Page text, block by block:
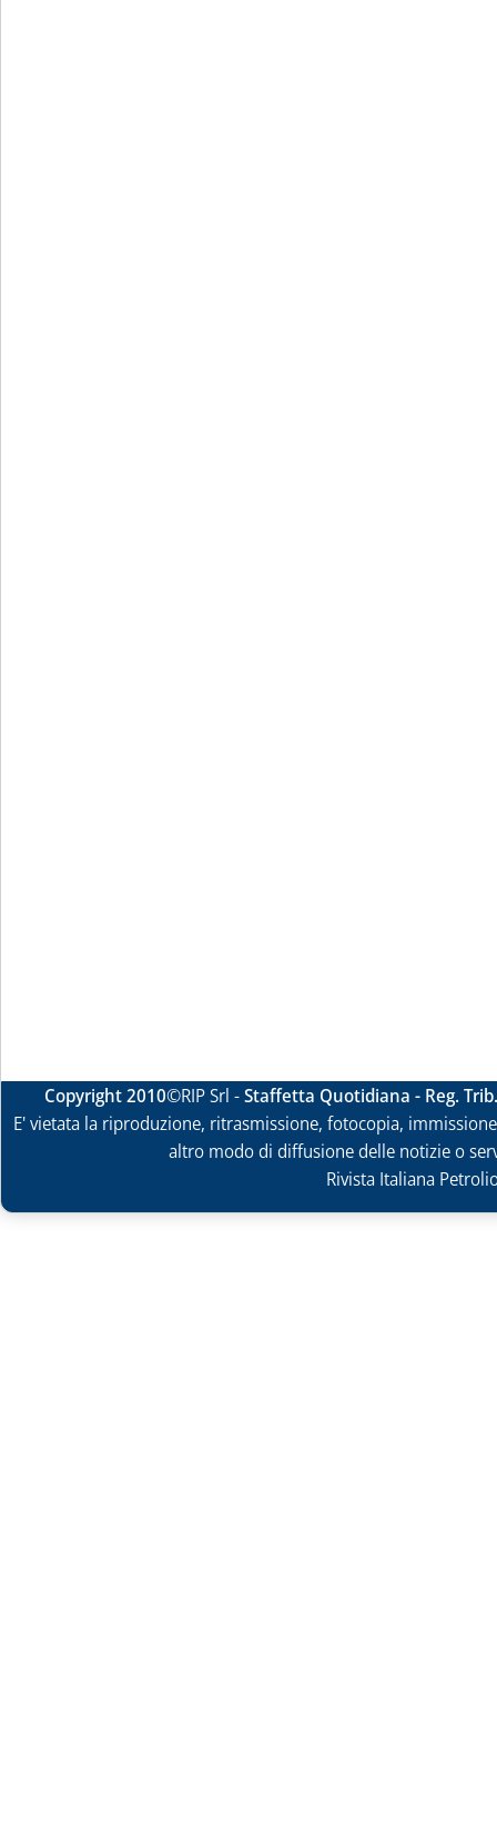
Copyright 2010©RIP Srl -Staffetta Quotidiana - Reg.
E' vietata la riproduzione, ritrasmissione, fotocopia,
altro modo di diffusione delle notizie o
Rivista Italiana